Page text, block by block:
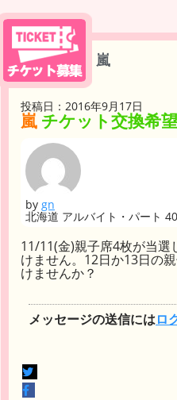
嵐
投稿日：2016年9月17日
嵐 チケット交換希望
by gn
北海道 アルバイト・パート
11/11(金)親子席4枚が当選
けません。12日か13日の
けませんか？
メッセージの送信にはロ